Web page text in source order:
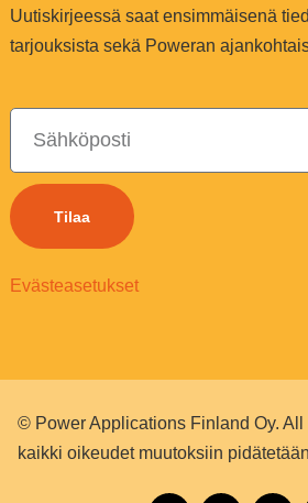
Uutiskirjeessä saat ensimmäisenä
tarjouksista sekä Poweran
Tilaa
Evästeasetukset
© Power Applications Finland Oy.
kaikki oikeudet muutoksiin